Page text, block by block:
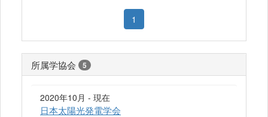
1
所属学協会 5
2020年10月 - 現在
日本太陽光発電学会